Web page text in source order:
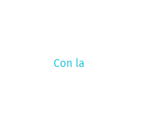
Con la